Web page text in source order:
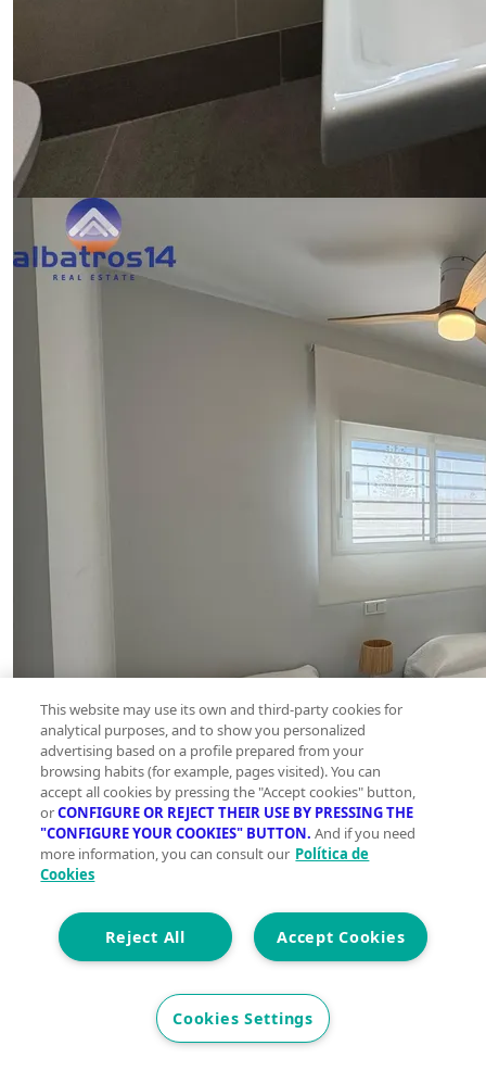
This website may use its own and third-party cookies for
analytical purposes, and to show you personalized
advertising based on a profile prepared from your
browsing habits (for example, pages visited). You can
accept all cookies by pressing the "Accept cookies" button,
orCONFIGURE OR REJECT THEIR USE BY PRESSING THE
"CONFIGURE YOUR COOKIES" BUTTON. And if you need
more information, you can consult our Política de
Cookies
Accept Cookies
Reject All
Cookies Settings